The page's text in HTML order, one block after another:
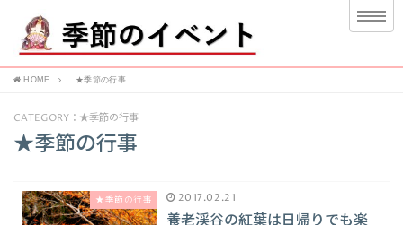
HOME ★季節の行事
CATEGORY：★季節の行事
★季節の行事
★季節の行事 2017.02.21
養老渓谷の紅葉は日帰りでも楽